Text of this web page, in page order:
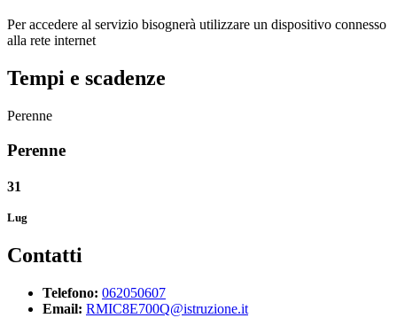
Per accedere al servizio bisognerà utilizzare un dispositivo connesso
alla rete internet
Tempi e scadenze
Perenne
Perenne
31
Lug
Contatti
Telefono: 062050607
Email: RMIC8E700Q@istruzione.it